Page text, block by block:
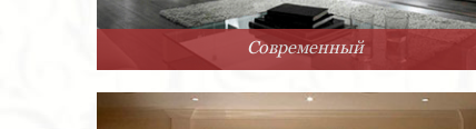
Современный